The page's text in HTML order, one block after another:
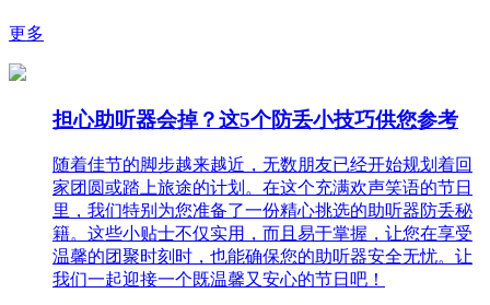
更多
担心助听器会掉？这5个防丢小技巧供您参考
随着佳节的脚步越来越近，无数朋友已经开始规划着回
家团圆或踏上旅途的计划。在这个充满欢声笑语的节日
里，我们特别为您准备了一份精心挑选的助听器防丢秘
籍。这些小贴士不仅实用，而且易于掌握，让您在享受
温馨的团聚时刻时，也能确保您的助听器安全无忧。让
我们一起迎接一个既温馨又安心的节日吧！